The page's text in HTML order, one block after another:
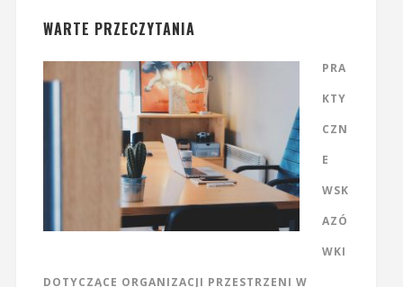
WARTE PRZECZYTANIA
PRA
KTY
CZN
E
WSK
AZÓ
WKI
DOTYCZĄCE ORGANIZACJI PRZESTRZENI W